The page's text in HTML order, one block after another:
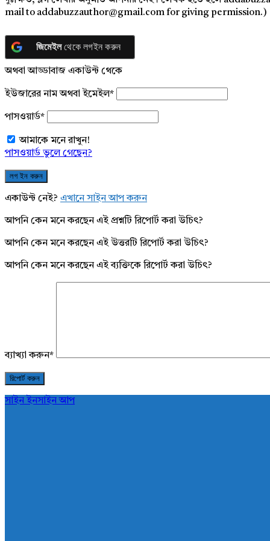
mail to addabuzzauthor@gmail.com for giving permission.)
জিমেইলথেকে লগইন করুন
অথবা আড্ডাবাজ একাউন্ট থেকে
ইউজারের নাম অথবা ইমেইল*
পাসওয়ার্ড*
আমাকে মনে রাখুন!
পাসওয়ার্ড ভুলে গেছেন?
একাউন্ট নেই? এখানে সাইন আপ করুন
আপনি কেন মনে করছেন এই প্রশ্নটি রিপোর্ট করা উচিৎ?
আপনি কেন মনে করছেন এই উত্তরটি রিপোর্ট করা উচিৎ?
আপনি কেন মনে করছেন এই ব্যক্তিকে রিপোর্ট করা উচিৎ?
ব্যাখ্যা করুন*
সাইন ইনসাইন আপ